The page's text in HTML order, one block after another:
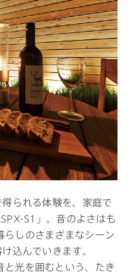
られる体験を、家庭で
S1」。音のよさはも
らしのさまざまなシーン
込んでいきます。
と光を囲むという、たき